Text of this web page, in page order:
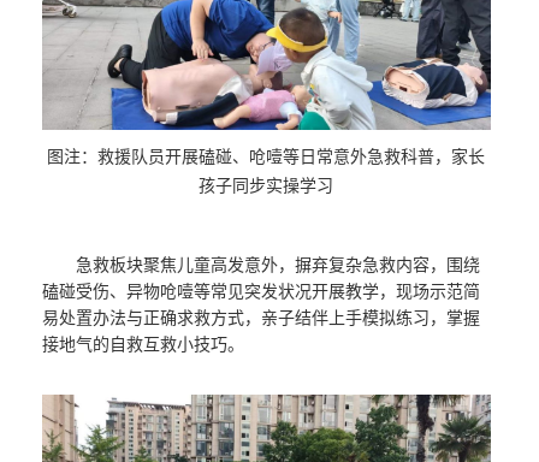
图注：救援队员开展磕碰、呛噎等日常意外急救科普，家长
孩子同步实操学习
急救板块聚焦儿童高发意外，摒弃复杂急救内容，围绕
磕碰受伤、异物呛噎等常见突发状况开展教学，现场示范简
易处置办法与正确求救方式，亲子结伴上手模拟练习，掌握
接地气的自救互救小技巧。